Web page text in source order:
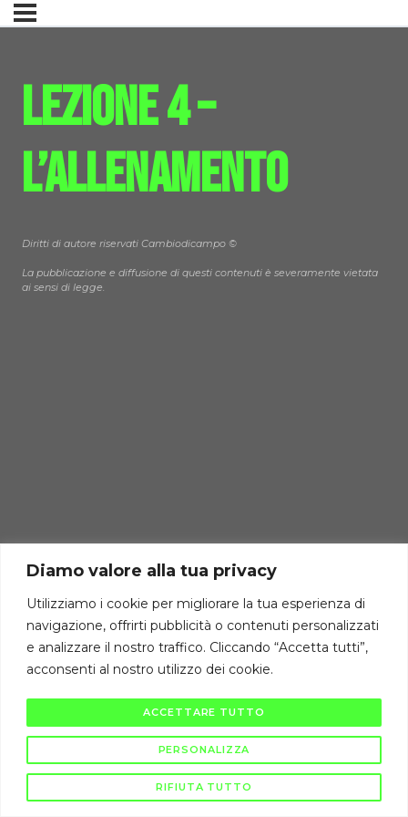
Diamo valore alla tua privacy
Utilizziamo i cookie per migliorare la tua esperienza di
navigazione, offrirti pubblicità o contenuti personalizzati
e analizzare il nostro traffico. Cliccando “Accetta tutti”,
acconsenti al nostro utilizzo dei cookie.
PERSONALIZZA
RIFIUTA TUTTO
ACCETTARE TUTTO
Lezione 4 –
L’allenamento
Diritti di autore riservati Cambiodicampo ©
La pubblicazione e diffusione di questi contenuti è severamente vietata
ai sensi di legge.